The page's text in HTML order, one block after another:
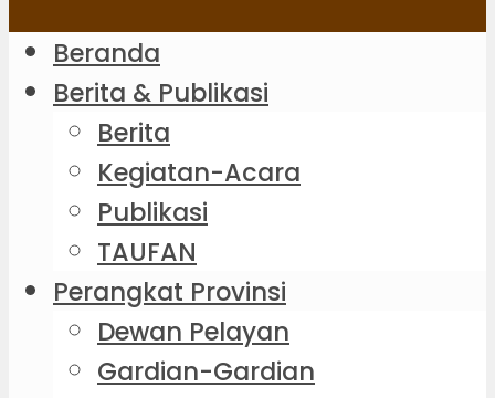
Beranda
Berita & Publikasi
Berita
Kegiatan-Acara
Publikasi
TAUFAN
Perangkat Provinsi
Dewan Pelayan
Gardian-Gardian